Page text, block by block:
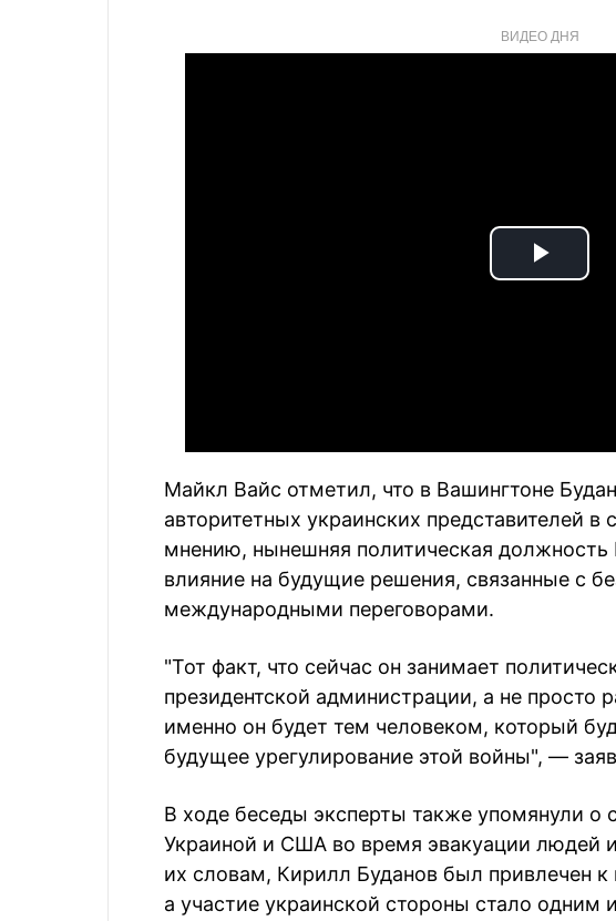
ВИДЕО ДНЯ
Play
Майкл Вайс отметил, что в Вашингтоне
авторитетных украинских представителей в
мнению, нынешняя политическая должность
влияние на будущие решения, связанные с
международными переговорами.
"Тот факт, что сейчас он занимает
президентской администрации, а не просто
именно он будет тем человеком, который
будущее урегулирование этой войны", —
В ходе беседы эксперты также упомянули о
Украиной и США во время эвакуации людей
их словам, Кирилл Буданов был привлечен
а участие украинской стороны стало одним